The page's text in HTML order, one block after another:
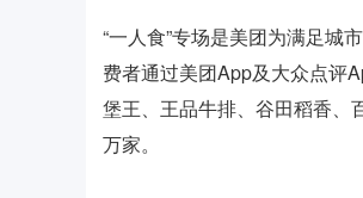
“一人食”专场是美团为满足城
费者通过美团App及大众点评
堡王、王品牛排、谷田稻香、
万家。